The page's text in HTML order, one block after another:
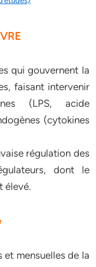
qui gouvernent la
faisant intervenir
(LPS, acide
(cytokines
régulation des
dont le
élevé.
mensuelles de la